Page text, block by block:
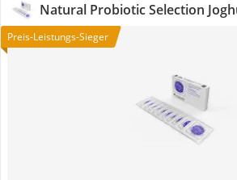
Natural Probiotic Selection
Preis-Leistungs-Sieger